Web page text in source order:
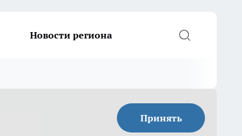
Новости региона
Принять